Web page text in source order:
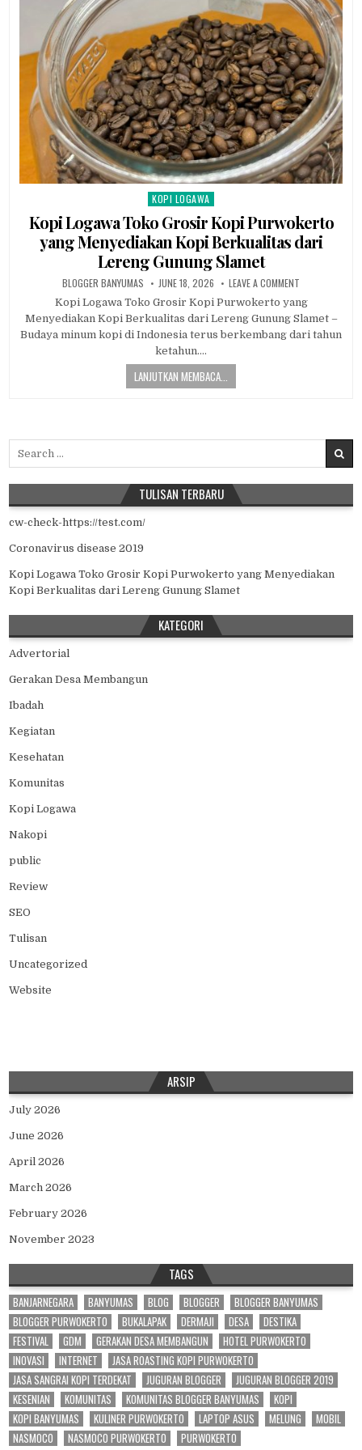
Posted in
KOPI LOGAWA
Kopi Logawa Toko Grosir Kopi Purwokerto
yang Menyediakan Kopi Berkualitas dari
Lereng Gunung Slamet
AUTHOR:
BLOGGER BANYUMAS PUBLISHED DATE:
JUNE 18, 2026 LEAVE A COMMENT
Kopi Logawa Toko Grosir Kopi Purwokerto yang
Menyediakan Kopi Berkualitas dari Lereng Gunung Slamet –
Budaya minum kopi di Indonesia terus berkembang dari tahun
ketahun….
LANJUTKAN MEMBACA...
TULISAN TERBARU
cw-check-https://test.com/
Coronavirus disease 2019
Kopi Logawa Toko Grosir Kopi Purwokerto yang Menyediakan
Kopi Berkualitas dari Lereng Gunung Slamet
KATEGORI
Advertorial
Gerakan Desa Membangun
Ibadah
Kegiatan
Kesehatan
Komunitas
Kopi Logawa
Nakopi
public
Review
SEO
Tulisan
Uncategorized
Website
ARSIP
July 2026
June 2026
April 2026
March 2026
February 2026
November 2023
TAGS
BANJARNEGARA BANYUMAS BLOG BLOGGER
BLOGGER BANYUMAS
BLOGGER PURWOKERTO
BUKALAPAK DERMAJI DESA
DESTIKA
FESTIVAL
GDM GERAKAN DESA MEMBANGUN
HOTEL PURWOKERTO
INOVASI
INTERNET
JASA ROASTING KOPI PURWOKERTO
JASA SANGRAI KOPI TERDEKAT
JUGURAN BLOGGER
JUGURAN BLOGGER 2019
KESENIAN
KOMUNITAS KOMUNITAS BLOGGER BANYUMAS
KOPI
KOPI BANYUMAS
KULINER PURWOKERTO LAPTOP ASUS MELUNG
MOBIL
NASMOCO
NASMOCO PURWOKERTO
PURWOKERTO